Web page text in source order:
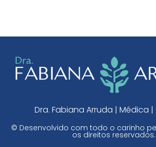
Dra. Fabiana Arruda | Médica |
© Desenvolvido com todo o carinho
os direitos reservados.